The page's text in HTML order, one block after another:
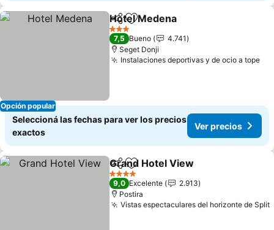
Opción popular
CompartirAñadir a favoritos
Hotel Medena
3 Estrellas
7,5 Bueno
4.741
Seget Donji
Instalaciones deportivas y de ocio a tope
Seleccioná las fechas para ver los precios
exactos
Ver precios
CompartirAñadir a favoritos
Grand Hotel View
4 Estrellas
9,0 Excelente
2.913
Postira
Vistas espectaculares del horizonte de Split